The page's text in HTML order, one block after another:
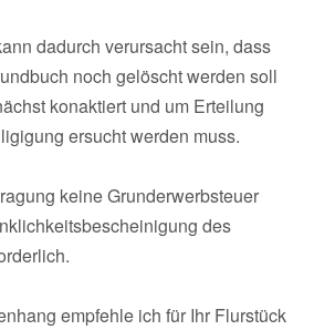
dadurch verursacht sein, dass
noch gelöscht werden soll
konaktiert und um Erteilung
ersucht werden muss.
keine Grunderwerbsteuer
des
empfehle ich für Ihr Flurstück